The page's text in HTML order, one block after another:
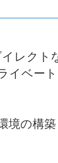
レクト
イベー
境の構